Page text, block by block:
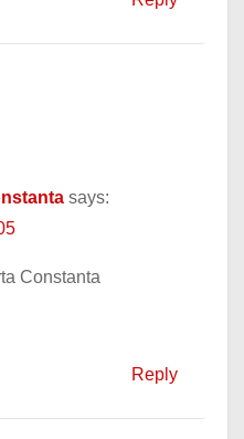
says:
Constanta
Reply